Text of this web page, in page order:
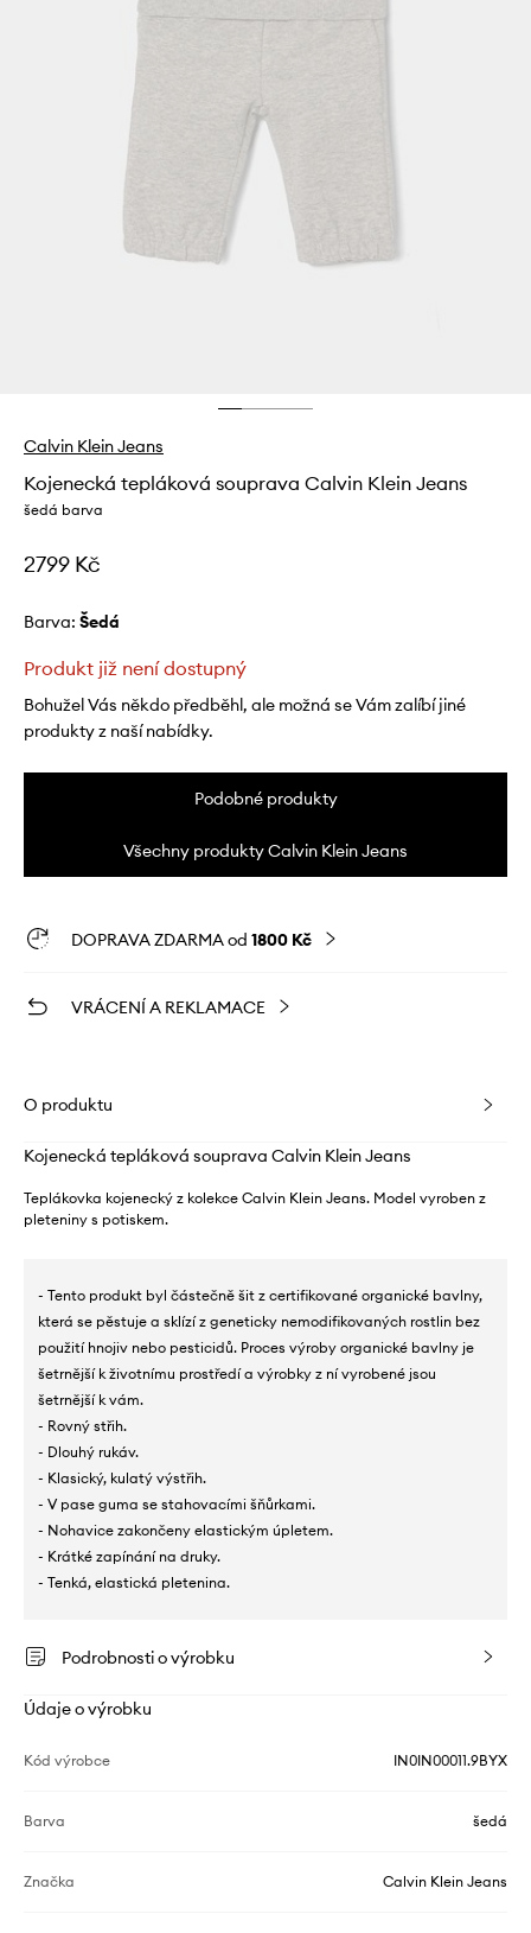
Calvin Klein Jeans
Kojenecká tepláková souprava Calvin Klein Jeans
šedá barva
2799 Kč
Barva: šedá
Produkt již není dostupný
Bohužel Vás někdo předběhl, ale možná se Vám zalíbí jiné
produkty z naší nabídky.
Podobné produkty
Všechny produkty Calvin Klein Jeans
DOPRAVA ZDARMA od 1800 Kč
VRÁCENÍ A REKLAMACE
O produktu
Kojenecká tepláková souprava Calvin Klein Jeans
Teplákovka kojenecký z kolekce Calvin Klein Jeans. Model vyroben z
pleteniny s potiskem.
- Tento produkt byl částečně šit z certifikované organické bavlny,
která se pěstuje a sklízí z geneticky nemodifikovaných rostlin bez
použití hnojiv nebo pesticidů. Proces výroby organické bavlny je
šetrnější k životnímu prostředí a výrobky z ní vyrobené jsou
šetrnější k vám.
- Rovný střih.
- Dlouhý rukáv.
- Klasický, kulatý výstřih.
- V pase guma se stahovacími šňůrkami.
- Nohavice zakončeny elastickým úpletem.
- Krátké zapínání na druky.
- Tenká, elastická pletenina.
Podrobnosti o výrobku
Údaje o výrobku
Kód výrobce IN0IN00011.9BYX
Barva šedá
Značka Calvin Klein Jeans